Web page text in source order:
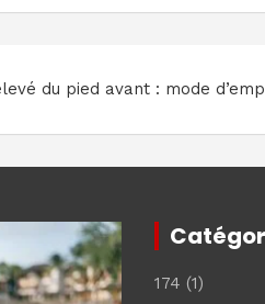
du pied avant : mode
174 (1)